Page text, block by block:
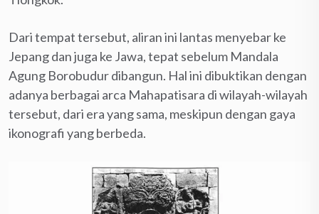
Dari tempat tersebut, aliran ini lantas menyebar ke
Jepang dan juga ke Jawa, tepat sebelum Mandala
Agung Borobudur dibangun. Hal ini dibuktikan dengan
adanya berbagai arca Mahapatisara di wilayah-wilayah
tersebut, dari era yang sama, meskipun dengan gaya
ikonografi yang berbeda.